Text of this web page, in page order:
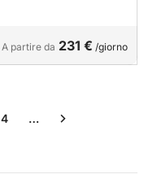
A partire da 231 € /giorno
4 …